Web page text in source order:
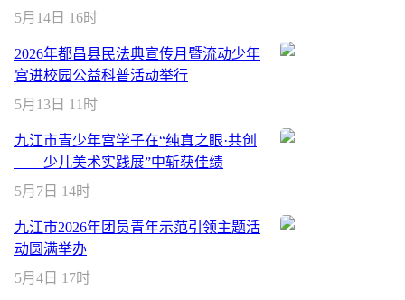
5月14日 16时
2026年都昌县民法典宣传月暨流动少年
宫进校园公益科普活动举行
5月13日 11时
九江市青少年宫学子在“纯真之眼·共创
——少儿美术实践展”中斩获佳绩
5月7日 14时
九江市2026年团员青年示范引领主题活
动圆满举办
5月4日 17时